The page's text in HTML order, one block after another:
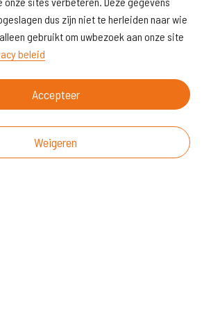
dus zijn niet te herleiden naar wie
gebruikt om uwbezoek aan onze site
beleid
Accepteer
Weigeren